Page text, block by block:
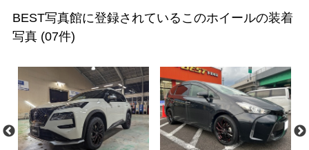
BEST写真館に登録されているこのホイールの装着
写真(07件)